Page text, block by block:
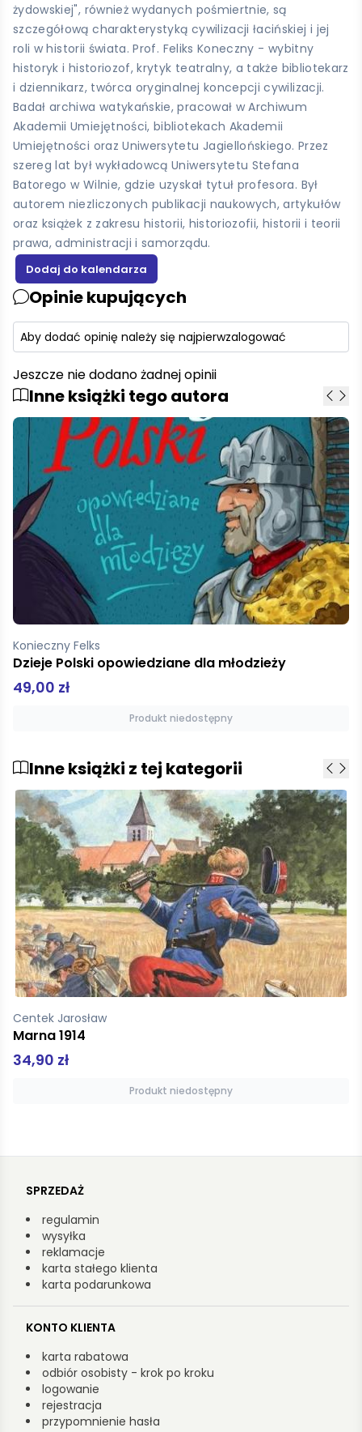
żydowskiej", również wydanych pośmiertnie, są
szczegółową charakterystyką cywilizacji łacińskiej i jej
roli w historii świata. Prof. Feliks Koneczny - wybitny
historyk i historiozof, krytyk teatralny, a także bibliotekarz
i dziennikarz, twórca oryginalnej koncepcji cywilizacji.
Badał archiwa watykańskie, pracował w Archiwum
Akademii Umiejętności, bibliotekach Akademii
Umiejętności oraz Uniwersytetu Jagiellońskiego. Przez
szereg lat był wykładowcą Uniwersytetu Stefana
Batorego w Wilnie, gdzie uzyskał tytuł profesora. Był
autorem niezliczonych publikacji naukowych, artykułów
oraz książek z zakresu historii, historiozofii, historii i teorii
prawa, administracji i samorządu.
Opinie kupujących
Aby dodać opinię należy się najpierwzalogować
Jeszcze nie dodano żadnej opinii
Inne książki tego autora
Konieczny Felks
Dzieje Polski opowiedziane dla młodzieży
49,00 zł
Produkt niedostępny
Inne książki z tej kategorii
Centek Jarosław
Marna 1914
34,90 zł
Produkt niedostępny
SPRZEDAŻ
regulamin
wysyłka
reklamacje
karta stałego klienta
karta podarunkowa
KONTO KLIENTA
karta rabatowa
odbiór osobisty - krok po kroku
logowanie
rejestracja
przypomnienie hasła